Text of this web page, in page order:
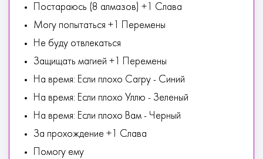
Постараюсь (8 алмазов) +1 Слава
Могу попытаться +1 Перемены
Не буду отвлекаться
Защищать магией +1 Перемены
На время: Если плохо Сагру - Синий
На время: Если плохо Уллю - Зеленый
На время: Если плохо Вам - Черный
За прохождение +1 Слава
Помогу ему